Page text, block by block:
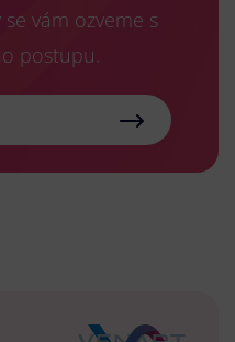
vám ozveme s
postupu.